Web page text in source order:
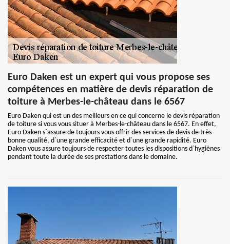
Euro Daken est un expert qui vous propose ses
compétences en matière de devis réparation de
toiture à Merbes-le-château dans le 6567
Euro Daken qui est un des meilleurs en ce qui concerne le devis réparation
de toiture si vous vous situer à Merbes-le-château dans le 6567. En effet,
Euro Daken s`assure de toujours vous offrir des services de devis de très
bonne qualité, d`une grande efficacité et d`une grande rapidité. Euro
Daken vous assure toujours de respecter toutes les dispositions d`hygiènes
pendant toute la durée de ses prestations dans le domaine.